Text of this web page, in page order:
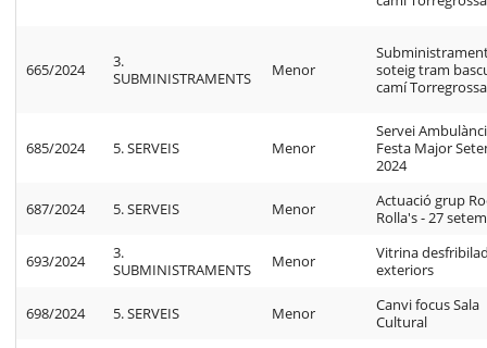
665/2024
3.
SUBMINISTRAMENTS
Menor
soteig tram
camí Torregrossa
685/2024 5. SERVEIS Menor
Servei
Festa Major
2024
687/2024 5. SERVEIS Menor
Actuació grup
Rolla's - 27
693/2024
3.
SUBMINISTRAMENTS
Menor
Vitrina
exteriors
698/2024 5. SERVEIS Menor
Canvi focus Sala
Cultural